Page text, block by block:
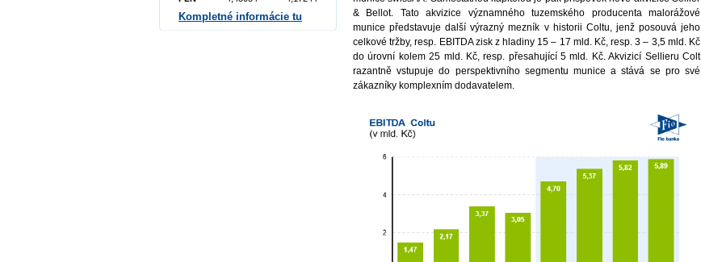
& Bellot. Tato akvizice významného tuzemského producenta malorážové
munice představuje další výrazný mezník v historii Coltu, jenž posouvá jeho
celkové tržby, resp. EBITDA zisk z hladiny 15 – 17 mld. Kč, resp. 3 – 3,5 mld. Kč
do úrovní kolem 25 mld. Kč, resp. přesahující 5 mld. Kč. Akvizicí Sellieru Colt
razantně vstupuje do perspektivního segmentu munice a stává se pro své
zákazníky komplexním dodavatelem.
Kompletné informácie tu